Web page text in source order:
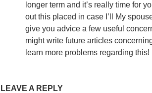
longer term and it’s really time for
out this placed in case I’ll My
give you advice a few useful
might write future articles
learn more problems regarding this!
LEAVE A REPLY